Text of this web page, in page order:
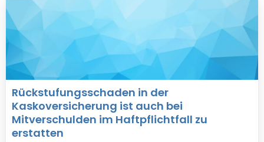
Rückstufungsschaden in der
Kaskoversicherung ist auch bei
Mitverschulden im Haftpflichtfall zu
erstatten